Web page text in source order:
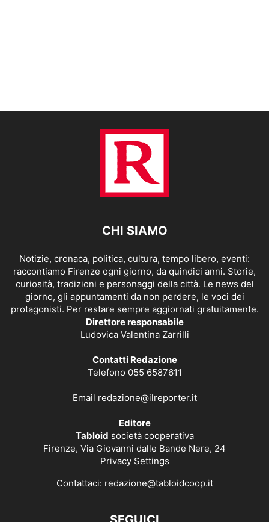
CHI SIAMO
Notizie, cronaca, politica, cultura, tempo libero, eventi:
raccontiamo Firenze ogni giorno, da quindici anni. Storie,
curiosità, tradizioni e personaggi della città. Le news del
giorno, gli appuntamenti da non perdere, le voci dei
protagonisti. Per restare sempre aggiornati gratuitamente.
Direttore responsabile
Ludovica Valentina Zarrilli
Contatti Redazione
Telefono 055 6587611
Email redazione@ilreporter.it
Editore
Tabloid società cooperativa
Firenze, Via Giovanni dalle Bande Nere, 24
Privacy Settings
Contattaci: redazione@tabloidcoop.it